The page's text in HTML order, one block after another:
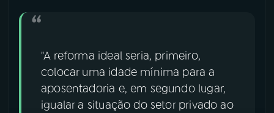
YouTube Facebook
Instagram X
"A reforma ideal seria, primeiro,
colocar uma idade mínima para a
aposentadoria e, em segundo lugar,
igualar a situação do setor privado ao